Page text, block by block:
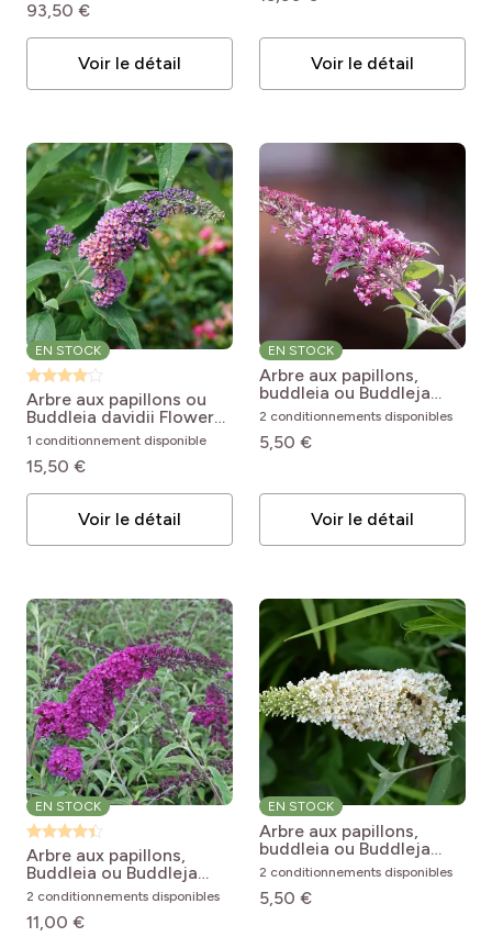
93,50 €
Voir le détail Voir le détail
EN STOCK
Arbre aux papillons ou
Buddleia davidii Flower
Power Buddleja
weyeriana x davidii
Flower Power
1 conditionnement disponible
15,50 €
Voir le détail
EN STOCK
Arbre aux papillons,
buddleia ou Buddleja
davidii Pink Delight
Buddleja x davidii Pink
Delight
2 conditionnements disponibles
5,50 €
Voir le détail
EN STOCK
Arbre aux papillons,
Buddleia ou Buddleja
davidii Royal Red
Buddleja x davidii Royal
Red
2 conditionnements disponibles
11,00 €
EN STOCK
Arbre aux papillons,
buddleia ou Buddleja
davidii White Profusion
Buddleja x davidii White
Profusion
2 conditionnements disponibles
5,50 €